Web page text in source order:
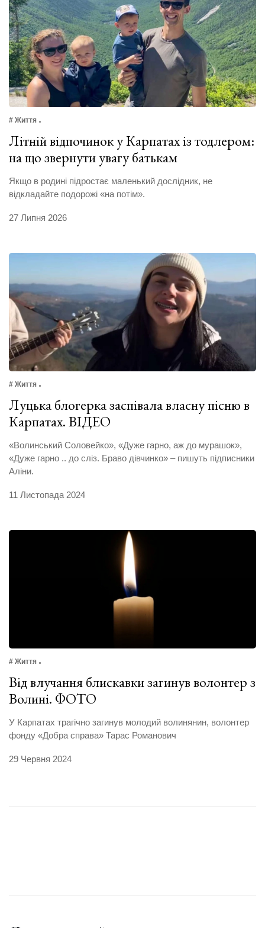
# Життя
Літній відпочинок у Карпатах із тодлером:
на що звернути увагу батькам
Якщо в родині підростає маленький дослідник, не
відкладайте подорожі «на потім».
27 Липня 2026
# Життя
Луцька блогерка заспівала власну пісню в
Карпатах. ВІДЕО
«Волинський Соловейко», «Дуже гарно, аж до мурашок»,
«Дуже гарно .. до сліз. Браво дівчинко» – пишуть підписники
Аліни.
11 Листопада 2024
# Життя
Від влучання блискавки загинув волонтер з
Волині. ФОТО
У Карпатах трагічно загинув молодий волинянин, волонтер
фонду «Добра справа» Тарас Романович
29 Червня 2024